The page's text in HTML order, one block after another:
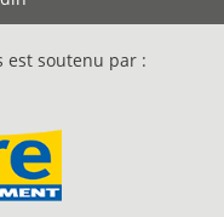
est soutenu par :